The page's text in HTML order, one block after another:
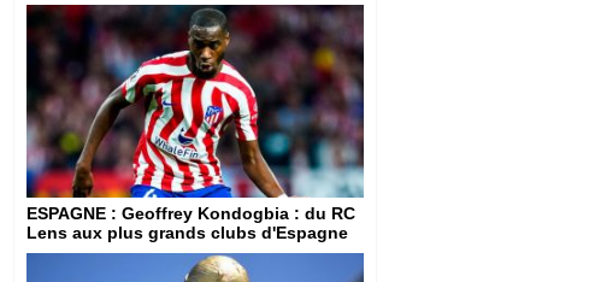
ESPAGNE : Geoffrey Kondogbia : du RC
Lens aux plus grands clubs d'Espagne